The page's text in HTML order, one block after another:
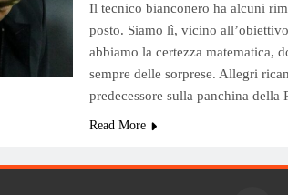
Il tecnico bianconero ha alcuni
posto. Siamo lì, vicino
abbiamo la certezza matematica,
sempre delle sorprese. Allegri
predecessore sulla panchina
Read More